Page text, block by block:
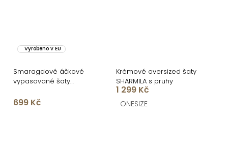
Vyrobeno v EU
Smaragdové áčkové
vypasované šaty
rukávem
699 Kč
Krémové oversized šaty
SHARMILA s pruhy
1 299 Kč
ONESIZE